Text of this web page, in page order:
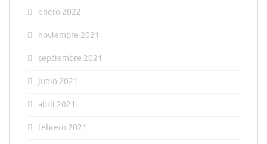
enero 2022
noviembre 2021
septiembre 2021
junio 2021
abril 2021
febrero 2021